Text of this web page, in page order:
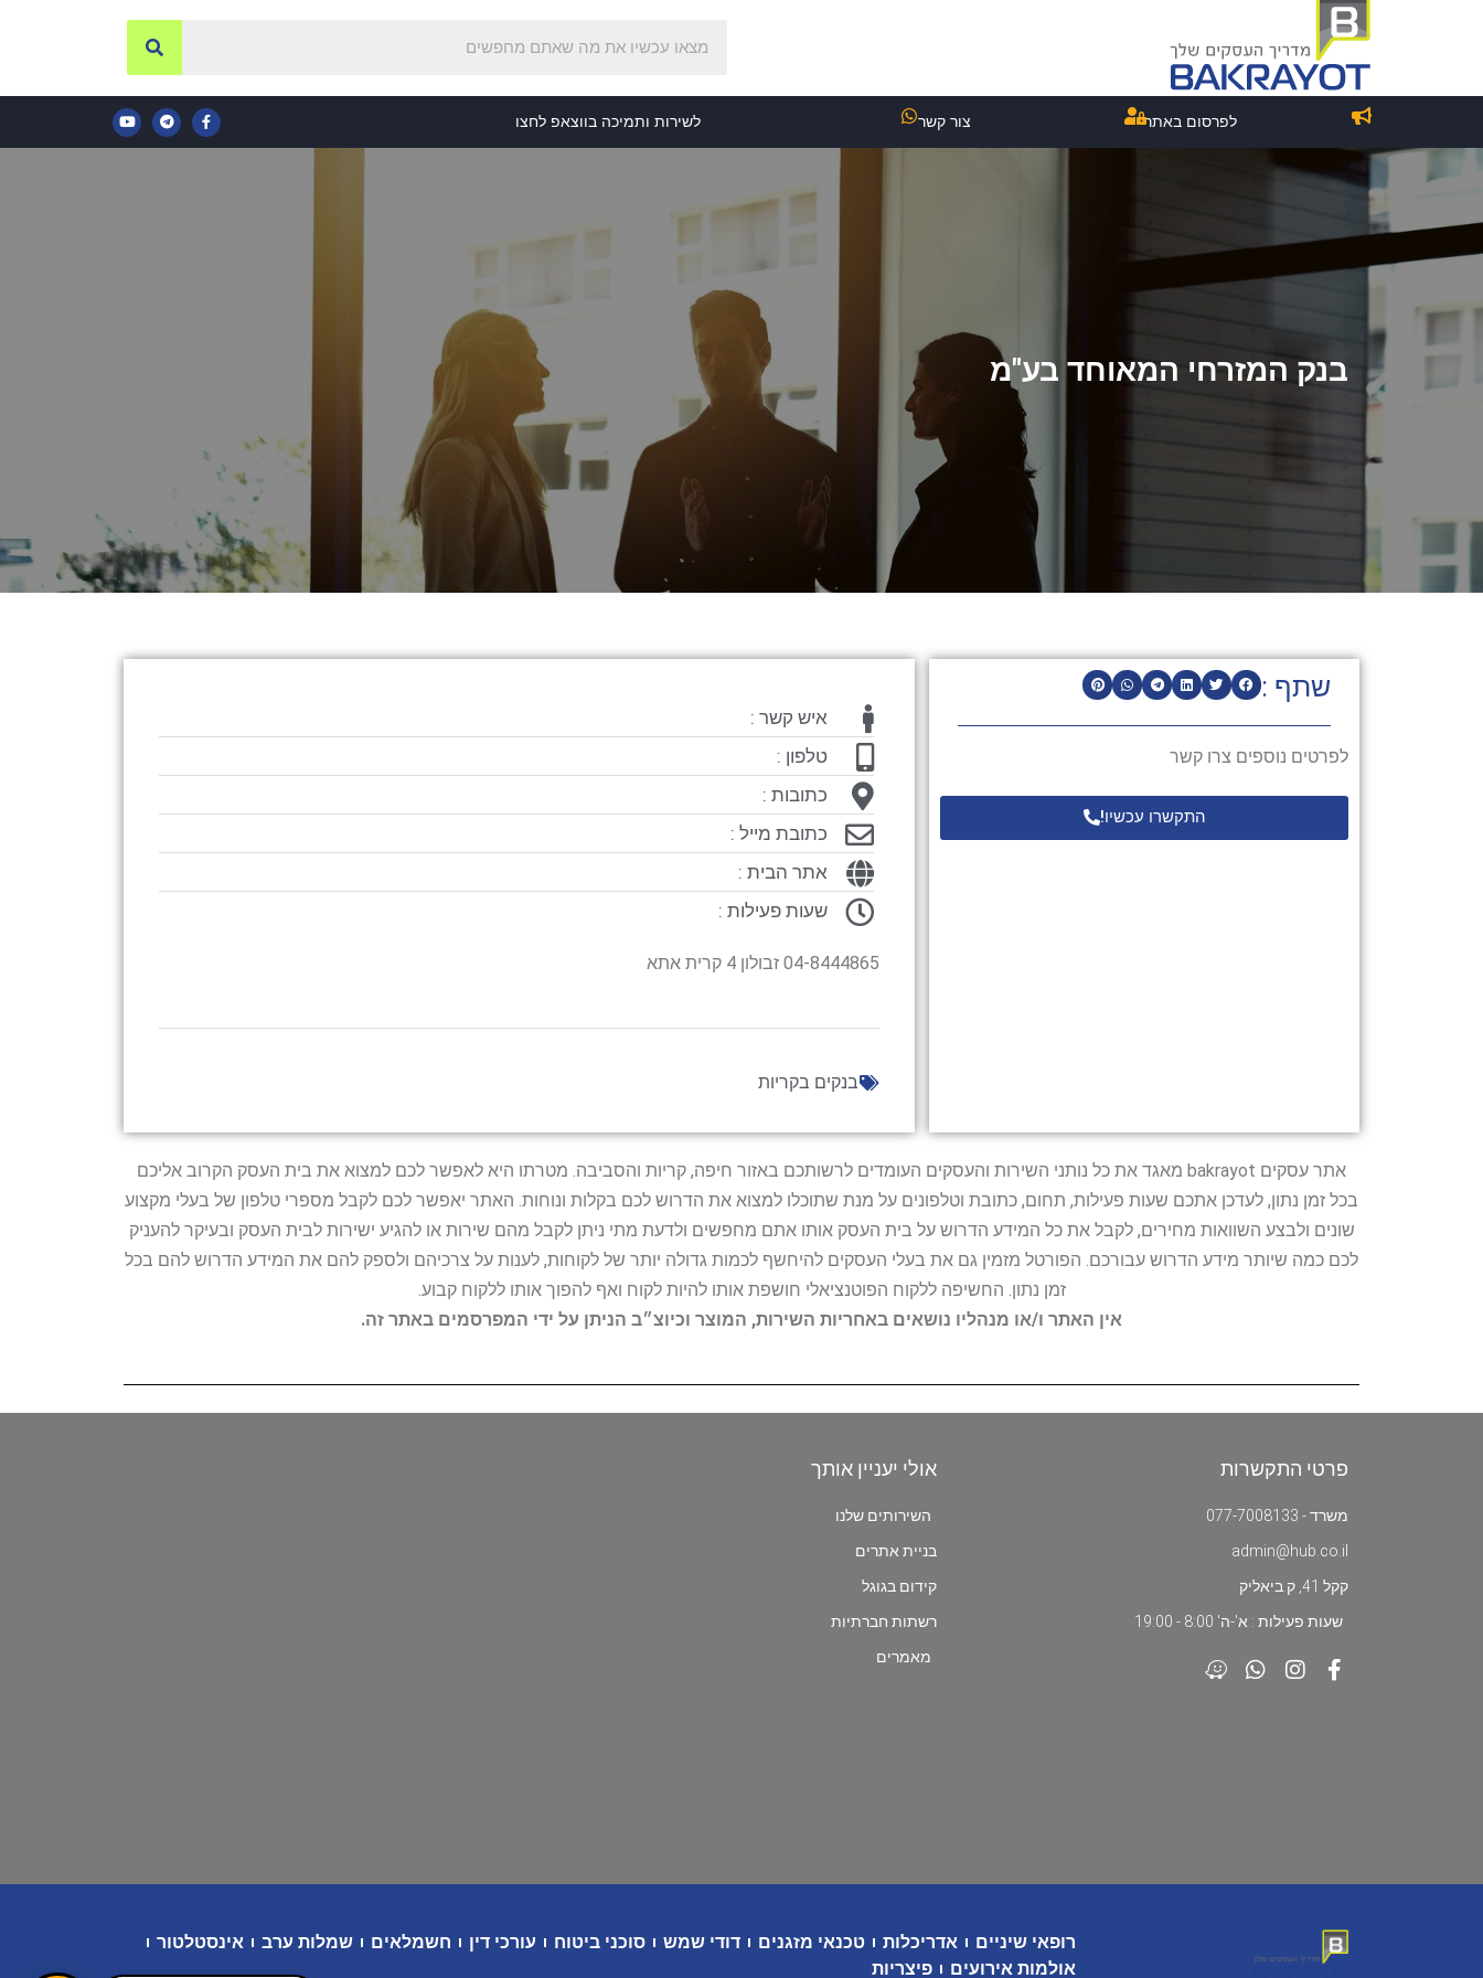
לפרסום באתר צור קשר לשירות ותמיכה בווצאפ לחצו
בנק המזרחי המאוחד בע"מ
שתף :
לפרטים נוספים צרו קשר
התקשרו עכשיו!
איש קשר :
טלפון :
כתובות :
כתובת מייל :
אתר הבית :
שעות פעילות :
04-8444865 זבולון 4 קרית אתא
בנקים בקריות
אתר עסקים bakrayot מאגד את כל נותני השירות והעסקים העומדים לרשותכם באזור חיפה, קריות והסביבה. מטרתו היא לאפשר לכם למצוא את בית העסק הקרוב אליכם
בכל זמן נתון, לעדכן אתכם שעות פעילות, תחום, כתובת וטלפונים על מנת שתוכלו למצוא את הדרוש לכם בקלות ונוחות. האתר יאפשר לכם לקבל מספרי טלפון של בעלי מקצוע
שונים ולבצע השוואות מחירים, לקבל את כל המידע הדרוש על בית העסק אותו אתם מחפשים ולדעת מתי ניתן לקבל מהם שירות או להגיע ישירות לבית העסק ובעיקר להעניק
לכם כמה שיותר מידע הדרוש עבורכם. הפורטל מזמין גם את בעלי העסקים להיחשף לכמות גדולה יותר של לקוחות, לענות על צרכיהם ולספק להם את המידע הדרוש להם בכל
זמן נתון. החשיפה ללקוח הפוטנציאלי חושפת אותו להיות לקוח ואף להפוך אותו ללקוח קבוע.
אין האתר ו/או מנהליו נושאים באחריות השירות, המוצר וכיוצ״ב הניתן על ידי המפרסמים באתר זה.
פרטי התקשרות
משרד - 077-7008133
admin@hub.co.il
קקל 41, ק.ביאליק
שעות פעילות : א'-ה' 8:00 - 19:00
אולי יעניין אותך
השירותים שלנו
בניית אתרים
קידום בגוגל
רשתות חברתיות
מאמרים
רופאי שיניים אדריכלות טכנאי מזגנים דודי שמש סוכני ביטוח עורכי דין חשמלאים שמלות ערב
אינסטלטור
אולמות אירועים
פיצריות